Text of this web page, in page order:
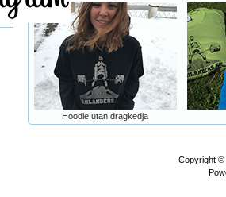
Hoodie utan dragkedja
Copyright